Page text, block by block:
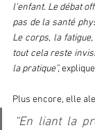
l'enfant. Le débat
pas de la santé
Le corps, la
tout cela reste
la pratique”,
Plus encore, elle
“En liant la